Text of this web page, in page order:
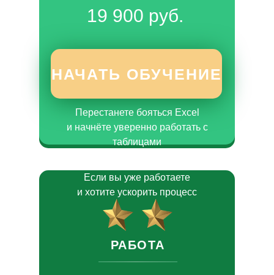
НАЧАТЬ ОБУЧЕНИЕ
РАБОТА
Если вы уже работаете
и хотите ускорить процесс
Перестанете бояться Excel
и начнёте уверенно работать с
таблицами
19 900 руб.